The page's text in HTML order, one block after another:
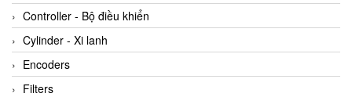
Controller - Bộ điều khiển
Cylinder - Xi lanh
Encoders
Filters